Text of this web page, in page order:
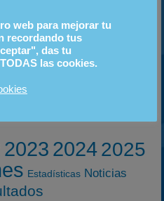
2023 20242025
Estadísticas Noticias
web para mejorar tu
recordando tus
das tu
las cookies.